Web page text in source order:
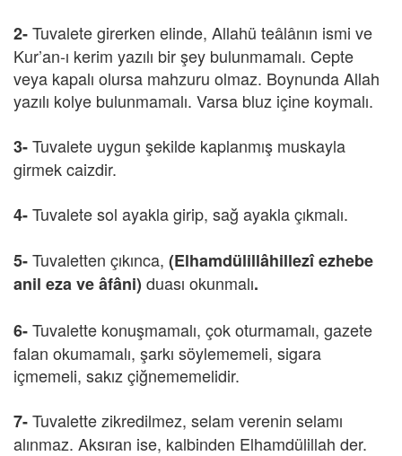
2-Tuvalete girerken elinde, Allahü teâlânın ismi ve
Kur’an-ı kerim yazılı bir şey bulunmamalı. Cepte
veya kapalı olursa mahzuru olmaz. Boynunda Allah
yazılı kolye bulunmamalı. Varsa bluz içine koymalı.
3-Tuvalete uygun şekilde kaplanmış muskayla
girmek caizdir.
4-Tuvalete sol ayakla girip, sağ ayakla çıkmalı.
5-Tuvaletten çıkınca, (Elhamdülillâhillezî ezhebe
anil eza ve âfâni) duası okunmalı.
6-Tuvalette konuşmamalı, çok oturmamalı, gazete
falan okumamalı, şarkı söylememeli, sigara
içmemeli, sakız çiğnememelidir.
7-Tuvalette zikredilmez, selam verenin selamı
alınmaz. Aksıran ise, kalbinden Elhamdülillah der.